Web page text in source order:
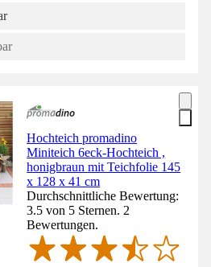
Hochteich promadino
Miniteich 6eck-Hochteich ,
honigbraun mit Teichfolie 145
x 128 x 41 cm
Durchschnittliche Bewertung:
3.5 von 5 Sternen. 2
Bewertungen.